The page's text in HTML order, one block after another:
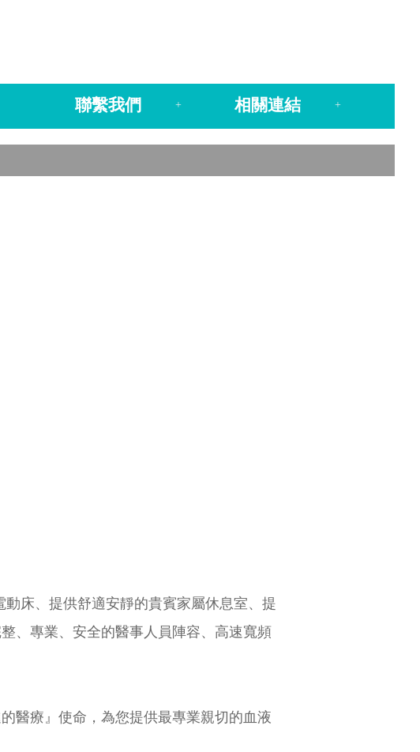
聯繫我們 + 相關連結 +
床、提供舒適安靜的貴賓家屬休息室、提
、專業、安全的醫事人員陣容、高速寬頻
醫療』使命，為您提供最專業親切的血液